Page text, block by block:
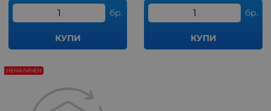
бр.
КУПИ
бр.
КУПИ
НЕНАЛИЧЕН